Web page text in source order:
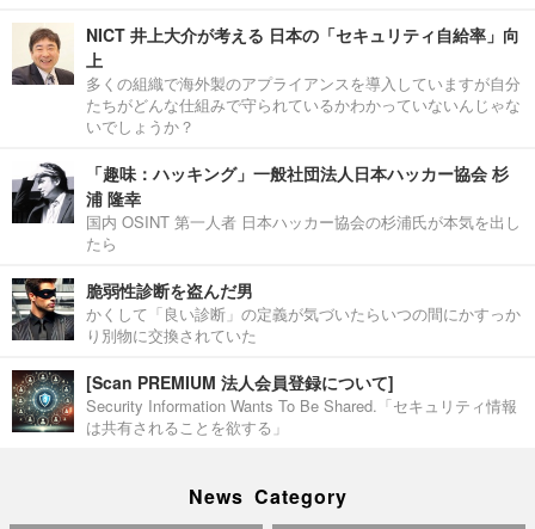
NICT 井上大介が考える 日本の「セキュリティ自給率」向
上
多くの組織で海外製のアプライアンスを導入していますが自分
たちがどんな仕組みで守られているかわかっていないんじゃな
いでしょうか？
「趣味：ハッキング」一般社団法人日本ハッカー協会 杉
浦 隆幸
国内 OSINT 第一人者 日本ハッカー協会の杉浦氏が本気を出し
たら
脆弱性診断を盗んだ男
かくして「良い診断」の定義が気づいたらいつの間にかすっか
り別物に交換されていた
[Scan PREMIUM 法人会員登録について]
Security Information Wants To Be Shared.「セキュリティ情報
は共有されることを欲する」
News Category